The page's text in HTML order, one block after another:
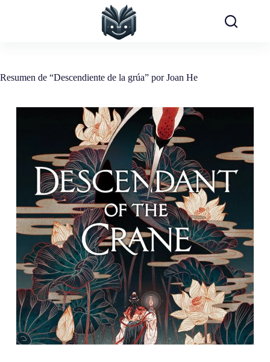
Resumen de “Descendiente de la grúa” por Joan He